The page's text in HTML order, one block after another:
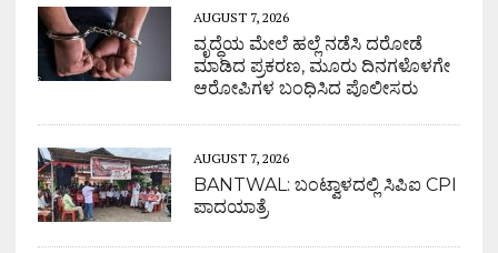
AUGUST 7, 2026
ವೃದ್ಧೆಯ ಮೇಲೆ ಹಲ್ಲೆ ನಡೆಸಿ ದರೋಡೆ
ಮಾಡಿದ ಪ್ರಕರಣ, ಮೂರು ದಿನಗಳೊಳಗೇ
ಆರೋಪಿಗಳ ಬಂಧಿಸಿದ ಪೊಲೀಸರು
AUGUST 7, 2026
BANTWAL: ಬಂಟ್ವಾಳದಲ್ಲಿ ಸಿಪಿಐ CPI
ಪಾದಯಾತ್ರೆ